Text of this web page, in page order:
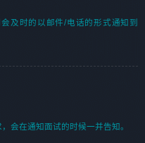
及时的以邮件/电话的形式通知到
会在通知面试的时候一并告知。